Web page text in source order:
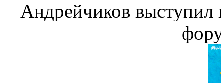
Андрейчиков